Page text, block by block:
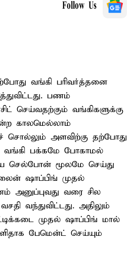
Follow Us
வங்கி பரிவர்த்தனை
பணம்
செய்வதற்கும் வங்கிகளுக்கு
காலமெல்லாம்
சொல்லும் அளவிற்கு தற்போது
வங்கி பக்கமே போகாமல்
செல்போன் மூலமே செய்து
ஷாப்பிங் முதல்
அனுப்புவது வரை சில
வந்துவிட்டது. அதிலும்
முதல் ஷாப்பிங் மால்
பேமென்ட் செய்யும்